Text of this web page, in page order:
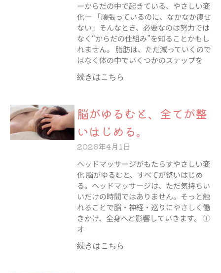
ーからだの中で起きている、やさしい変
化ー 「頑張っているのに、なかなか痩せ
ない」そんなとき、必要なのは努力では
なく“からだの仕組み”を知ることかもし
れません。 脂肪は、ただ減っていくので
はなく体の中でいくつかのステップを
続きはこちら
脳がゆるむと、全てが整
いはじめる。
2026年4月1日
ヘッドマッサージがもたらすやさしい変
化 脳がゆるむと、すべてが整いはじめ
る。ヘッドマッサージは、ただ気持ちい
いだけの時間ではありません。そっと触
れることで脳・神経・巡りにやさしく働
きかけ、全身へと影響していきます。 ①
オ
続きはこちら